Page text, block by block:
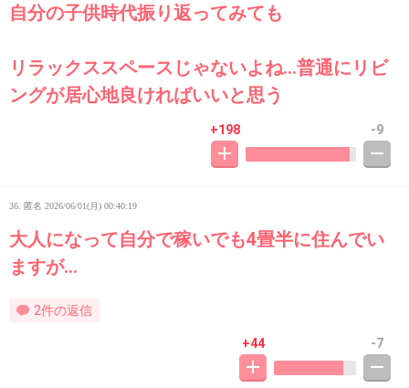
自分の子供時代振り返ってみても
リラックススペースじゃないよね…普通にリビ
ングが居心地良ければいいと思う
+198 -9
36. 匿名 2026/06/01(月) 00:40:19
大人になって自分で稼いでも4畳半に住んでい
ますが…
2件の返信
+44 -7